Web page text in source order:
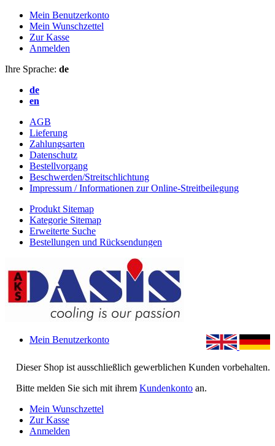
Mein Benutzerkonto
Mein Wunschzettel
Zur Kasse
Anmelden
Ihre Sprache: de
de
en
AGB
Lieferung
Zahlungsarten
Datenschutz
Bestellvorgang
Beschwerden/Streitschlichtung
Impressum / Informationen zur Online-Streitbeilegung
Produkt Sitemap
Kategorie Sitemap
Erweiterte Suche
Bestellungen und Rücksendungen
Dieser Shop ist ausschließlich gewerblichen Kunden vorbehalten.
Bitte melden Sie sich mit ihrem Kundenkonto an.
Mein Benutzerkonto
Mein Wunschzettel
Zur Kasse
Anmelden